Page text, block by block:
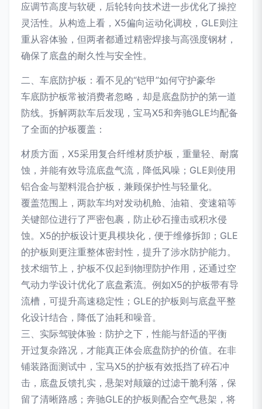
应调节高度与软硬，后轮转向技术进一步优化了操控
灵活性。从构造上看，X5偏向运动化调校，GLE则注
重从容体验，但两者都通过精密焊接与高强度钢材，
确保了底盘的耐久性与安全性。
二、车底防护板：看不见的“铠甲”如何守护豪华
车底防护板常被消费者忽略，却是底盘防护的第一道
防线。拆解两款车后发现，宝马X5和奔驰GLE均配备
了全面的护板覆盖：
材质方面，X5采用复合纤维材质护板，重量轻、耐腐
蚀，并能有效导流底盘气流，降低风噪；GLE则使用
铝合金与塑料混合护板，兼顾保护性与轻量化。
覆盖范围上，两款车均对发动机舱、油箱、变速箱等
关键部位进行了严密包裹，防止砂石撞击或积水侵
蚀。X5的护板设计更具模块化，便于维修拆卸；GLE
的护板则更注重整体密封性，提升了涉水防护能力。
技术细节上，护板不仅起到物理防护作用，还通过空
气动力学设计优化了底盘紊流。例如X5的护板带有导
流槽，可提升高速稳定性；GLE的护板则与底盘平整
化设计结合，降低了油耗和噪音。
三、实际驾驶体验：防护之下，性能与舒适的平衡
开过复杂路况，才能真正体会底盘防护的价值。在非
铺装路面测试中，宝马X5的护板有效抵挡了碎石冲
击，底盘反馈扎实，悬架对颠簸的过滤干脆利落，保
留了清晰路感；奔驰GLE的护板则配合空气悬架，将